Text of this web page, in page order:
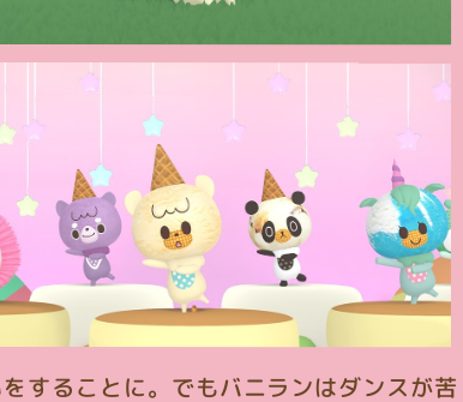
することに。でもバニランはダンスが苦